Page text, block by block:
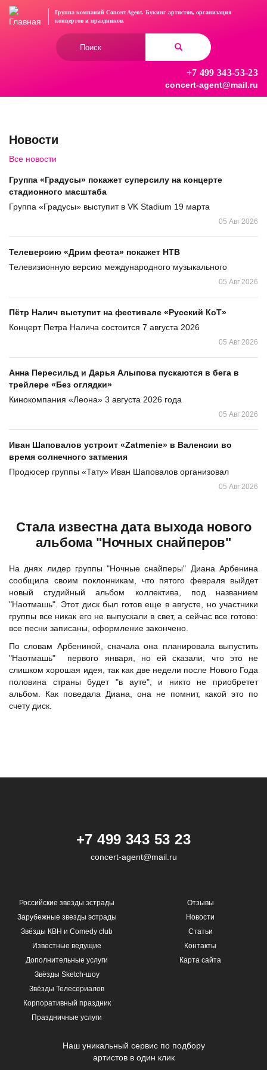
Перейти
Группа компаний Concert Agent. Букинг артистов, организация
концертови праздников.
+7 499 343-53-23
concert-agent@mail.ru
Новости
Все новости
Группа «Градусы» покажет суперсилу на концерте
стадионного масштаба
Группа «Градусы» выступит в VK Stadium 19 марта
05 Авг 2026
Телеверсию «Дрим феста» покажет НТВ
Телевизионную версию международного музыкального
05 Авг 2026
Пётр Налич выступит на фестивале «Русский КоТ»
Концерт Петра Налича состоится 7 августа 2026
05 Авг 2026
Анна Пересильд и Дарья Алыпова пускаются в бега в
трейлере «Без оглядки»
Кинокомпания «Леона» 3 августа 2026 года
05 Авг 2026
Иван Шаповалов устроит «Zatmenie» в Валенсии во
время солнечного затмения
Продюсер группы «Тату» Иван Шаповалов организовал
05 Авг 2026
Стала известна дата выхода нового
альбома "Ночных снайперов"
На днях лидер группы "Ночные снайперы" Диана Арбенина
сообщила своим поклонникам, что пятого февраля выйдет
новый студийный альбом коллектива, под названием
"Наотмашь". Этот диск был готов еще в августе, но участники
группы все никак его не выпускали в свет, а сейчас все готово:
все песни записаны, оформление закончено.
По словам Арбениной, сначала она планировала выпустить
"Наотмашь" первого января, но ей сказали, что это не
слишком хорошая идея, так как две недели после Нового Года
половина страны будет "в ауте", и никто не приобретет
альбом. Как поведала Диана, она не помнит, какой это по
счету диск.
+7 499 343 53 23
concert-agent@mail.ru
Российские звезды эстрады
Зарубежные звезды эстрады
Звёзды КВН и Comedy club
Известные ведущие
Дополнительные услуги
Звёзды Sketch-шоу
Звёзды Телесериалов
Корпоративный праздник
Праздничные услуги
Отзывы
Новости
Статьи
Контакты
Карта сайта
Наш уникальный сервис по подбору
артистов в один клик